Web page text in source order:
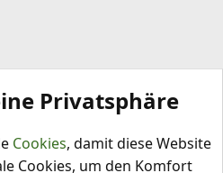
Privatsphäre
Cookies, damit diese Website
Cookies, um den Komfort